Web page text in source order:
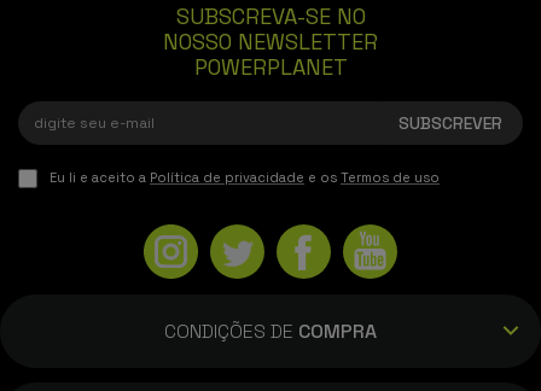
SUBSCREVA-SE NO
NOSSO NEWSLETTER
POWERPLANET
Eu li e aceito a Política de privacidade e os Termos de uso
CONDIÇÕES DE COMPRA